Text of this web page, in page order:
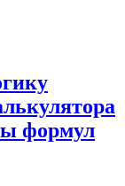
формул